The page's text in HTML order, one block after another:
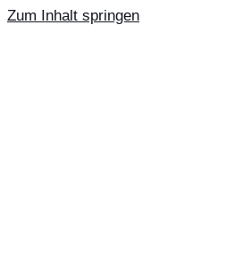
Zum Inhalt springen